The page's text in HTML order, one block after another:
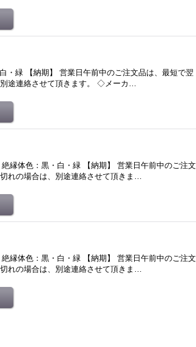
・緑 【納期】 営業日午前中のご注文品は、最短で翌
途連絡させて頂きます。 ◇メーカ…
縁体色：黒・白・緑 【納期】 営業日午前中のご注文
れの場合は、別途連絡させて頂きま…
縁体色：黒・白・緑 【納期】 営業日午前中のご注文
れの場合は、別途連絡させて頂きま…